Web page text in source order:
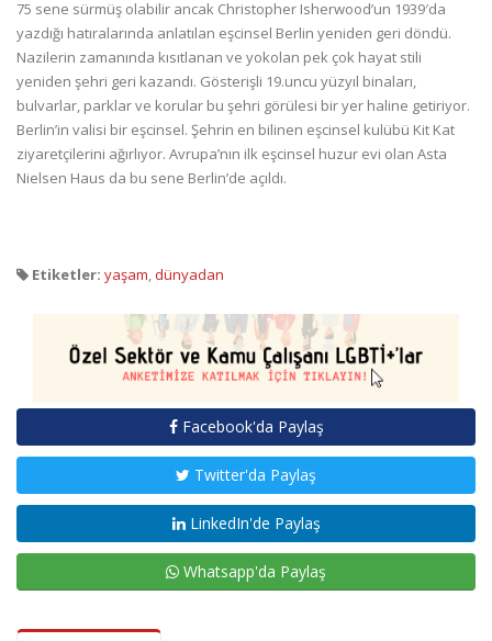
75 sene sürmüş olabilir ancak Christopher Isherwood’un 1939′da
yazdığı hatıralarında anlatılan eşcinsel Berlin yeniden geri döndü.
Nazilerin zamanında kısıtlanan ve yokolan pek çok hayat stili
yeniden şehri geri kazandı. Gösterişli 19.uncu yüzyıl binaları,
bulvarlar, parklar ve korular bu şehri görülesi bir yer haline getiriyor.
Berlin’in valisi bir eşcinsel. Şehrin en bilinen eşcinsel kulübü Kit Kat
ziyaretçilerini ağırlıyor. Avrupa’nın ilk eşcinsel huzur evi olan Asta
Nielsen Haus da bu sene Berlin’de açıldı.
Etiketler: yaşam,dünyadan
Facebook'da Paylaş
Twitter'da Paylaş
LinkedIn'de Paylaş
Whatsapp'da Paylaş